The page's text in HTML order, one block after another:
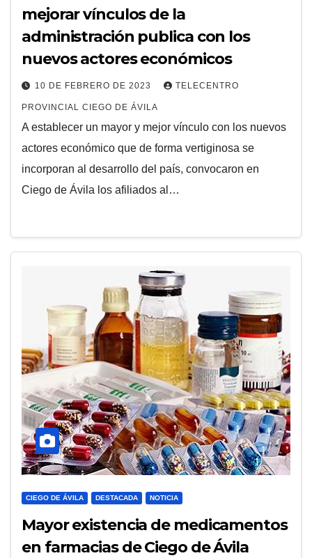
mejorar vínculos de la
administración publica con los
nuevos actores económicos
10 DE FEBRERO DE 2023 TELECENTRO
PROVINCIAL CIEGO DE ÁVILA
A establecer un mayor y mejor vínculo con los nuevos
actores económico que de forma vertiginosa se
incorporan al desarrollo del país, convocaron en
Ciego de Ávila los afiliados al…
CIEGO DE ÁVILA DESTACADA NOTICIA
Mayor existencia de medicamentos
en farmacias de Ciego de Ávila